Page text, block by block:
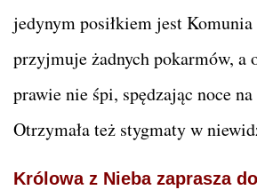
jedynym posiłkiem jest
przyjmuje żadnych pokarmów, a
prawie nie śpi, spędzając noce
Otrzymała też stygmaty w
Królowa z Nieba zaprasza